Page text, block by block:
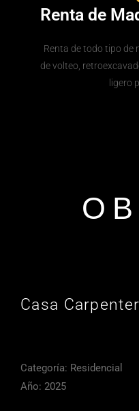
Renta de
Renta de todo tipo de
de volteo,
ligero
Casa Carpenter
Categoría: Residencial
Año: 2025